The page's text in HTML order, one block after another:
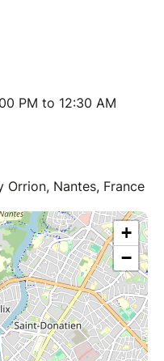
PM to 12:30 AM
Nantes, France
+
−